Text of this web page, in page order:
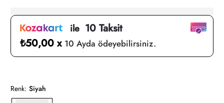
ile10 Taksit
₺50,00 x 10 Ayda ödeyebilirsiniz.
Renk: Siyah